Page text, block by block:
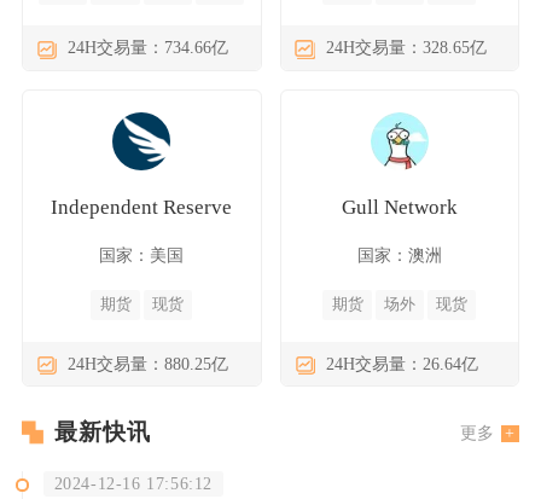
24H交易量：734.66亿 24H交易量：328.65亿
Independent Reserve
国家：美国
期货 现货
24H交易量：880.25亿
Gull Network
国家：澳洲
期货 场外 现货
24H交易量：26.64亿
最新快讯 更多
2024-12-16 17:56:12